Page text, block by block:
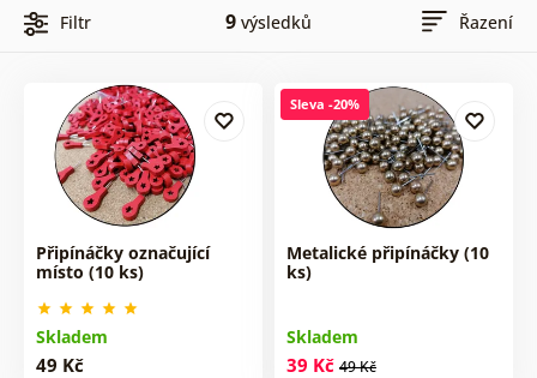
Filtr 9 výsledků Řazení
Připínáčky označující
místo (10 ks)
Skladem
49 Kč
Sleva -20%
Metalické připínáčky (10
ks)
Skladem
39 Kč 49 Kč